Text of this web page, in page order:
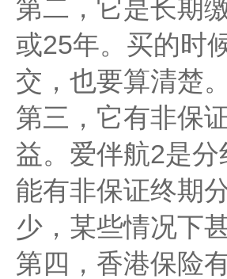
第二，它是长期
或25年。买的时
交，也要算清楚。
第三，它有非保
益。爱伴航2是
能有非保证终期
少，某些情况下
第四，香港保险